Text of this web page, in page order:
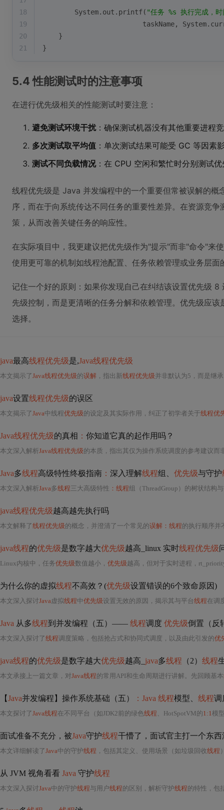
18
        System.out.printf(
"任务 %s 执行完成，
19
taskName,
20
    }
21
}
5.4 性能测试时的注意事项
在进行优先级相关的性能测试时要注意：
避免测试环境干扰：确保测试机器没有其他重要进程
多次测试取平均值 ：单次测试结果可能受 GC 等因素
测试不同负载情况：在 CPU 空闲和繁忙时分别测试
线程优先级是 Java 并发编程中的一个重要但常被误解的概
序，而在于向系统传达不同任务的重要性差异。在资源竞
策，从而改善关键任务的响应性。
在实际项目中，我更建议把优先级作为"提示"而非"命令"来
使用更可靠的机制如线程池配置、任务依赖管理或业务层面
记住一个好的原则：如果你发现自己在纠结该设置优先级
先级控制，而是更清晰的任务分解和依赖管理。优先级应
选择。
java最高线程优先级是,Java线程优先级
本文揭示了Java线程优先级的误解 ，指出新线程优先级并非默认为5，而是继
java设置线程优先级的误区
本文揭示了Java中线程优先级的设定及其实际作用，纠正了初学者关于线程优
Java线程优先级的真相 ： 你知道它真的起作用吗？
本文深入解析Java线程优先级的本质，指出其仅为操作系统调度的参考建议而
Java多线程高级特性终极指南 ： 深入理解线程组、 优先级与守护
本文深入解析Java多线程三大高级特性 ：线程组（ThreadGroup）的树状结构
java线程优先级越高越先执行吗
本文解释了线程优先级的概念，并澄清了一个常见的误解：线程的执行顺序并
java线程的优先级是数字越大优先级越高_linux 实时线程优先级
Linux内核中，任务优先级数值越小， 优先级越高，但对于实时进程，
为什么你的虚拟线程不高效？(优先级设置错误的6个致命原因)
本文深入探讨Java虚拟线程中优先级设置无效的原因，揭示其与平台线程在调
Java 从多线程到并发编程（五）—— 线程调度 优先级倒置（反
本文深入探讨了线程调度策略，包括抢占式和协同式调度，以及由此引发的优
java线程的优先级是数字越大优先级越高_ java多线程 （2） 线程
本文承接上一篇文章，对Java线程的常用API和生命周期进行讲解。先回顾基本
【Java并发编程】操作系统基础（五） ：Java 线程模型、 线程调
本文探讨了Java线程在不同平台（如JDK2前的绿色线程 、HotSpotVM的1:1模
面试准备不充分，被Java守护线程干懵了，面试官主打一个东
本文详细解读了Java中的守护线程 ，包括其定义、使用场景（如垃圾回收线程
从 JVM 视角看看 Java 守护线程
本文深入探讨Java中的守护线程与用户线程的区别，解析守护线程的特性，包